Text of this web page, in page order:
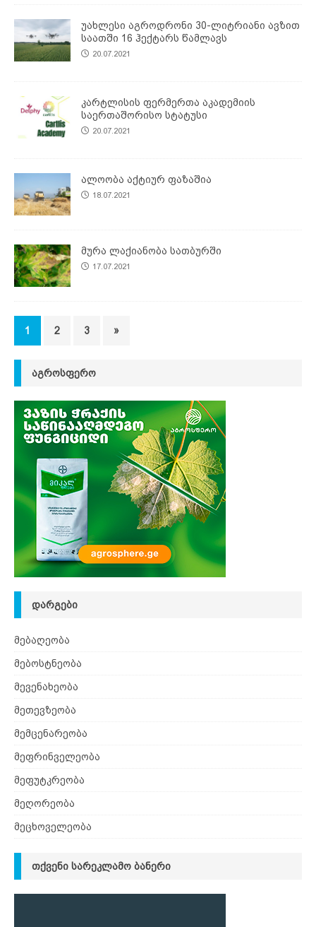
უახლესი აგროდრონი 30-ლიტრიანი ავზით
საათში 16 ჰექტარს წამლავს
20.07.2021
კარტლისის ფერმერთა აკადემიის
საერთაშორისო სტატუსი
20.07.2021
ალოობა აქტიურ ფაზაშია
18.07.2021
მურა ლაქიანობა სათბურში
17.07.2021
1 2 3 »
ᲐᲒᲠᲝᲡᲤᲔᲠᲝ
ᲓᲐᲠᲒᲔᲑᲘ
მებაღეობა
მებოსტნეობა
მევენახეობა
მეთევზეობა
მემცენარეობა
მეფრინველეობა
მეფუტკრეობა
მეღორეობა
მეცხოველეობა
ᲗᲥᲕᲔᲜᲘ ᲡᲐᲠᲔᲙᲚᲐᲛᲝ ᲑᲐᲜᲔᲠᲘ